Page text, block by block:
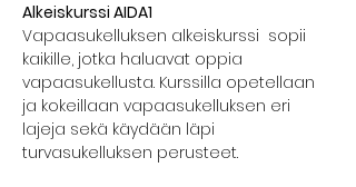
Alkeiskurssi AIDA1
Vapaasukelluksen alkeiskurssi  sopii
kaikille, jotka haluavat oppia
vapaasukellusta. Kurssilla opetellaan
ja kokeillaan vapaasukelluksen eri
lajeja sekä käydään läpi
turvasukelluksen perusteet.